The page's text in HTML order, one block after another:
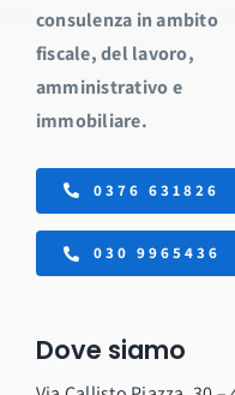
consulenza in ambito
fiscale, del lavoro,
amministrativo e
immobiliare.
0376 631826
030 9965436
Dove siamo